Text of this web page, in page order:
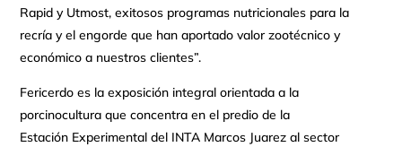
Rapid y Utmost, exitosos programas nutricionales para la
recría y el engorde que han aportado valor zootécnico y
económico a nuestros clientes”.
Fericerdo es la exposición integral orientada a la
porcinocultura que concentra en el predio de la
Estación Experimental del INTA Marcos Juarez al sector